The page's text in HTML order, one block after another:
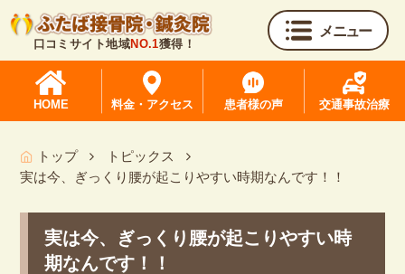
口コミサイト地域NO.1獲得！
メニュー
HOME 料金・アクセス 患者様の声 交通事故治療
トップ
トピックス
実は今、ぎっくり腰が起こりやすい時期なんです！！
実は今、ぎっくり腰が起こりやすい時
期なんです！！